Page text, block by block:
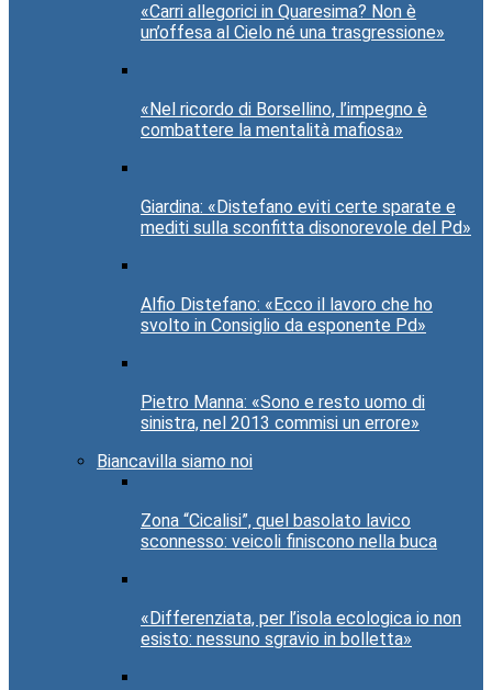
«Carri allegorici in Quaresima? Non è
un’offesa al Cielo né una trasgressione»
«Nel ricordo di Borsellino, l’impegno è
combattere la mentalità mafiosa»
Giardina: «Distefano eviti certe sparate e
mediti sulla sconfitta disonorevole del Pd»
Alfio Distefano: «Ecco il lavoro che ho
svolto in Consiglio da esponente Pd»
Pietro Manna: «Sono e resto uomo di
sinistra, nel 2013 commisi un errore»
Biancavilla siamo noi
Zona “Cicalisi”, quel basolato lavico
sconnesso: veicoli finiscono nella buca
«Differenziata, per l’isola ecologica io non
esisto: nessuno sgravio in bolletta»